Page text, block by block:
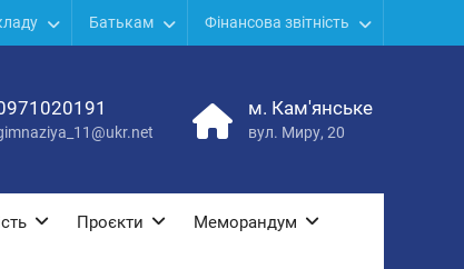
Батькам Фінансова звітність
м. Кам'янське
вул. Миру, 20
Проєкти Меморандум